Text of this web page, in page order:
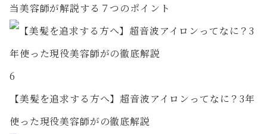
当美容師が解説する７つのポイント
6
【美髪を追求する方へ】超音波アイロンってなに？3年
使った現役美容師がの徹底解説